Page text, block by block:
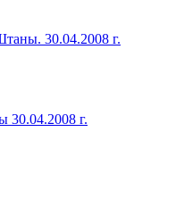
30.04.2008 г.
30.04.2008 г.